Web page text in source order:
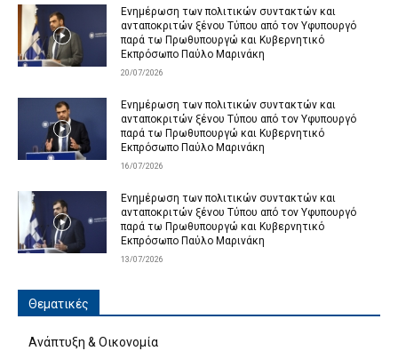
Ενημέρωση των πολιτικών συντακτών και
ανταποκριτών ξένου Τύπου από τον Υφυπουργό
παρά τω Πρωθυπουργώ και Κυβερνητικό
Εκπρόσωπο Παύλο Μαρινάκη
20/07/2026
Ενημέρωση των πολιτικών συντακτών και
ανταποκριτών ξένου Τύπου από τον Υφυπουργό
παρά τω Πρωθυπουργώ και Κυβερνητικό
Εκπρόσωπο Παύλο Μαρινάκη
16/07/2026
Ενημέρωση των πολιτικών συντακτών και
ανταποκριτών ξένου Τύπου από τον Υφυπουργό
παρά τω Πρωθυπουργώ και Κυβερνητικό
Εκπρόσωπο Παύλο Μαρινάκη
13/07/2026
Θεματικές
Ανάπτυξη & Οικονομία